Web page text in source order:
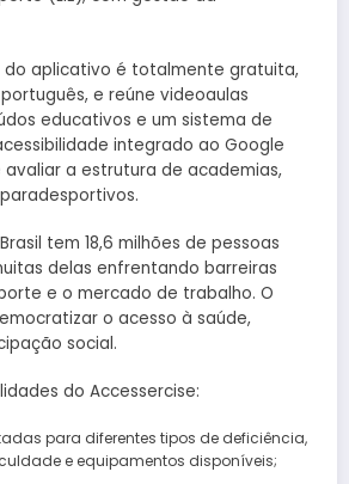
do aplicativo é totalmente gratuita,
e reúne videoaulas
educativos e um sistema de
integrado ao Google
avaliar a estrutura de academias,
tem 18,6 milhões de pessoas
delas enfrentando barreiras
e o mercado de trabalho. O
o acesso à saúde,
social.
do Accessercise:
para diferentes tipos de deficiência,
e equipamentos disponíveis;